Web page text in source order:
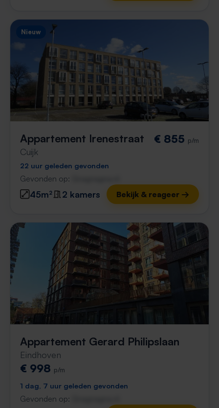
Nieuw
Appartement Irenestraat
Cuijk
€ 855 p/m
22 uur geleden gevonden
Gevonden op:
45m² 2 kamers Bekijk & reageer →
Appartement Gerard Philipslaan
Eindhoven
€ 998 p/m
1 dag, 7 uur geleden gevonden
Gevonden op: